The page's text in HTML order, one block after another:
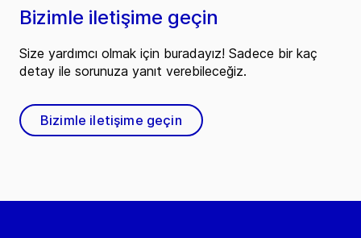
Bizimle iletişime geçin
Size yardımcı olmak için buradayız! Sadece bir kaç
detay ile sorunuza yanıt verebileceğiz.
Bizimle iletişime geçin